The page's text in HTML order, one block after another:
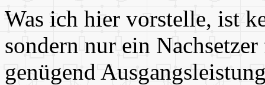
Was ich hier vorstelle, ist
sondern nur ein
genügend